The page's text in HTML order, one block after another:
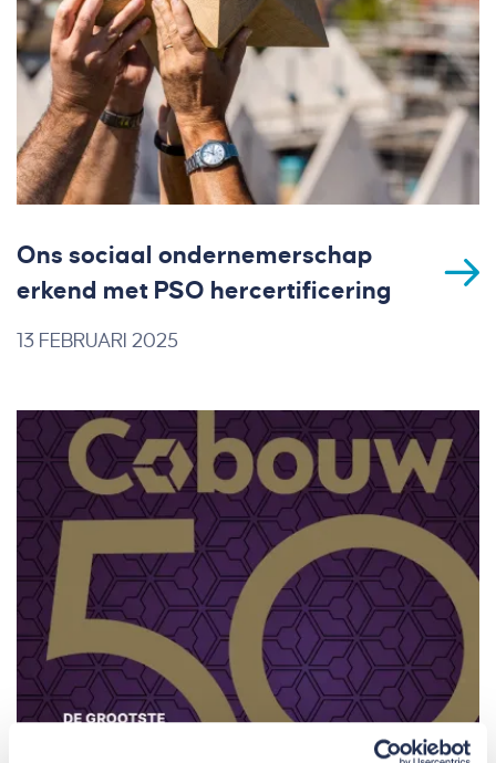
Ons sociaal ondernemerschap
erkend met PSO hercertificering
13 FEBRUARI 2025